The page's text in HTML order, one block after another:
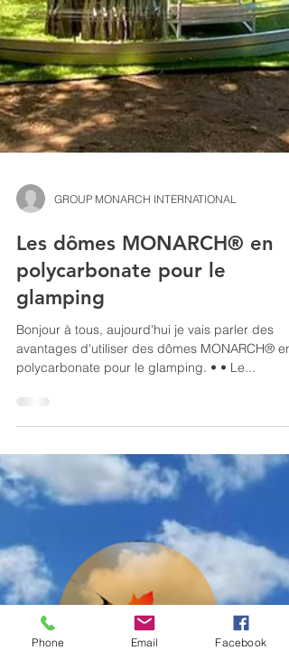
GROUP MONARCH INTERNATIONAL
Les dômes MONARCH® en
polycarbonate pour le
glamping
Bonjour à tous, aujourd'hui je vais parler des
avantages d'utiliser des dômes MONARCH® en
Phone Email Facebook